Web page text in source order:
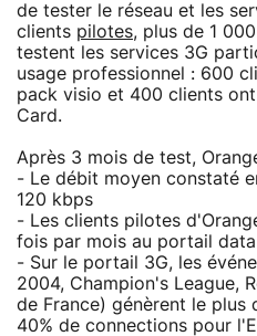
de tester le réseau et les
clients pilotes, plus de 1
testent les services 3G
usage professionnel : 600
pack visio et 400 clients
Card.
Après 3 mois de test,
- Le débit moyen constaté
120 kbps
- Les clients pilotes
fois par mois au portail data
- Sur le portail 3G, les
2004, Champion's League,
de France) génèrent le plus
40% de connections pour